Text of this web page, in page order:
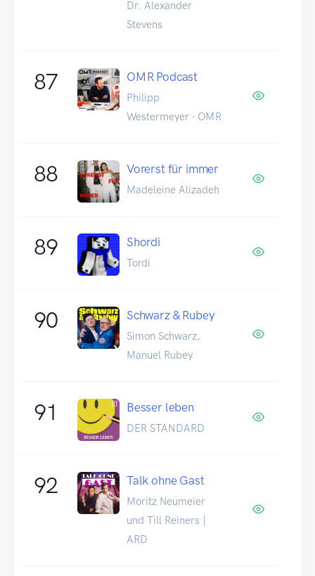
Dr. Alexander
Stevens
87 OMR Podcast
Philipp
Westermeyer - OMR
88 Vorerst für immer
Madeleine Alizadeh
89 Shordi
Tordi
90 Schwarz & Rubey
Simon Schwarz,
Manuel Rubey
91 Besser leben
DER STANDARD
92 Talk ohne Gast
Moritz Neumeier
und Till Reiners |
ARD